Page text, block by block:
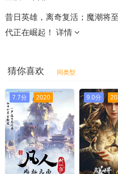
昔日英雄，离奇复活；魔潮将
代正在崛起！
详情
猜你喜欢 同类型
7.7分 2020 9.0分